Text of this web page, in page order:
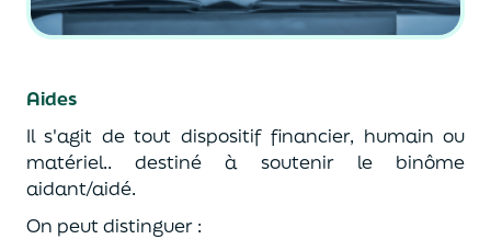
Aides
Il s'agit de tout dispositif financier, humain ou
matériel.. destiné à soutenir le binôme
aidant/aidé.
On peut distinguer :